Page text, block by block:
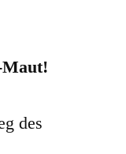
Maut!
des